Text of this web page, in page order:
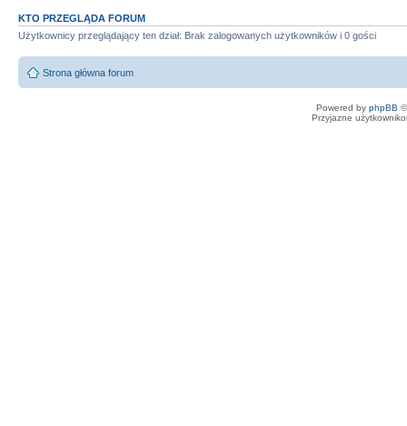
KTO PRZEGLĄDA FORUM
Użytkownicy przeglądający ten dział: Brak zalogowanych użytkowników i 0 gości
Strona główna forum
Powered by phpBB
Przyjazne